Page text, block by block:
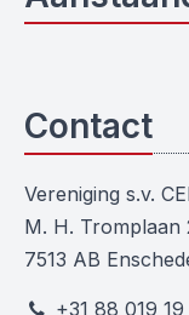
Contact
Vereniging s.v.
M. H. Tromplaan
7513 AB
+31 88 019